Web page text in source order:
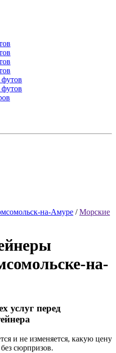
на-Амуре /Морские
на-
услуг перед
и не изменяется, какую цену
сюрпризов.